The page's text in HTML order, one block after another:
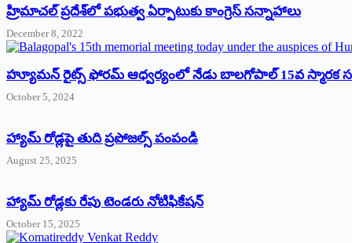
‌హ్రిమాచల్‌ ‌ప్రదేశ్‌లో పభుత్వ ఏర్పాటుకు కాంగ్రెస్‌ ‌సన్నాహాలు
December 8, 2022
హ్యూమన్‌ రైట్స్‌ ఫోరమ్‌ ఆధ్వర్యంలో నేడు బాలగోపాల్‌ 15వ స్మారక
October 5, 2024
హ్యామ్‌ రోడ్లపై తుది ప్రపోజల్స్‌ పంపండి
August 25, 2025
హ్యామ్‌ రోడ్లకు రేపు టెండరు నోటిఫికేషన్‌
October 15, 2025